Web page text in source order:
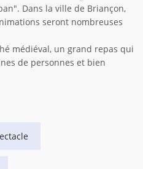
Dans la ville de Briançon,
seront nombreuses
médiéval, un grand repas qui
de personnes et bien